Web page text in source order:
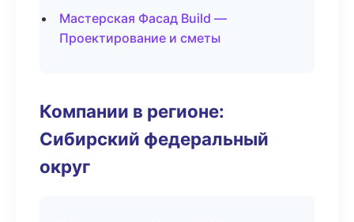
Мастерская Фасад Build —
Проектирование и сметы
Компании в регионе:
Сибирский федеральный
округ